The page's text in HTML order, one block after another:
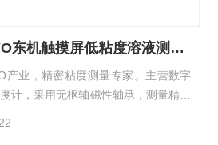
日本TOKISANGYO东机触摸屏低粘度溶液测量仪
产业，精密粘度测量专家。主营数字
计，采用无枢轴磁性轴承，测量精准